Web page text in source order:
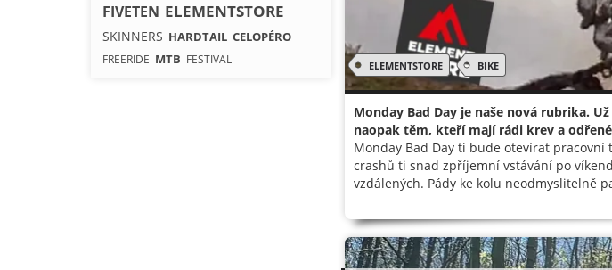
ELEMENTSTORE BIKE
Monday Bad Day je naše nová rubrika.
naopak těm, kteří mají rádi krev a
Monday Bad Day ti bude otevírat pracovní
crashů ti snad zpříjemní vstávání po
vzdálených. Pády ke kolu neodmyslitelně
FIVETEN ELEMENTSTORE
SKINNERS HARDTAIL CELOPÉRO
FREERIDE MTB FESTIVAL